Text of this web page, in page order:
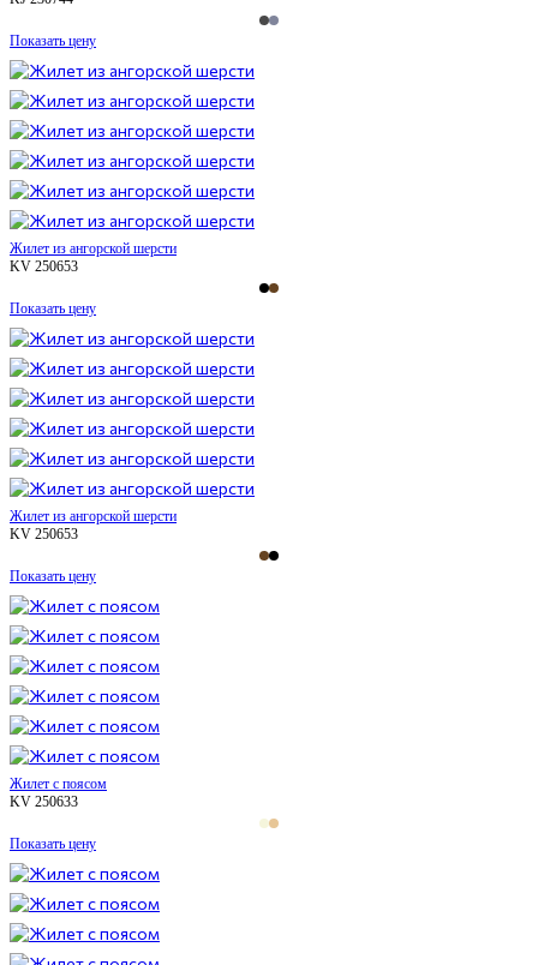
Показать цену
Жилет из ангорской шерсти
KV 250653
Показать цену
Жилет из ангорской шерсти
KV 250653
Показать цену
Жилет с поясом
KV 250633
Показать цену